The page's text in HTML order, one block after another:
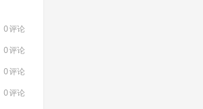
0评论
0评论
0评论
0评论